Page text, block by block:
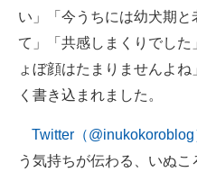
い」「今うちには幼犬期
て」「共感しまくりでし
ょぼ顔はたまりませんよ
く書き込まれました。
Twitter（@inukokoroblog
う気持ちが伝わる、いぬ